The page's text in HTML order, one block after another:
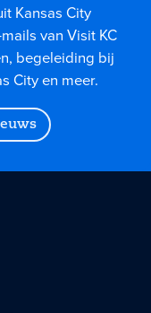
Kansas City
van Visit KC
begeleiding bij
City en meer.